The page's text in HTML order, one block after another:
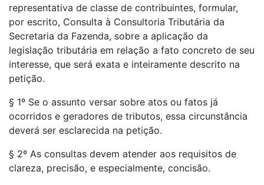
representativa de classe de contribuintes, formular,
por escrito, Consulta à Consultoria Tributária da
Secretaria da Fazenda, sobre a aplicação da
legislação tributária em relação a fato concreto de seu
interesse, que será exata e inteiramente descrito na
petição.
§ 1º Se o assunto versar sobre atos ou fatos já
ocorridos e geradores de tributos, essa circunstância
deverá ser esclarecida na petição.
§ 2º As consultas devem atender aos requisitos de
clareza, precisão, e especialmente, concisão.